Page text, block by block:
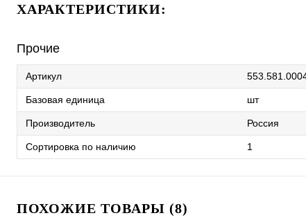
ХАРАКТЕРИСТИКИ:
Прочие
Артикул
Базовая единица шт
Производитель Россия
Сортировка по наличию 1
ПОХОЖИЕ ТОВАРЫ (8)